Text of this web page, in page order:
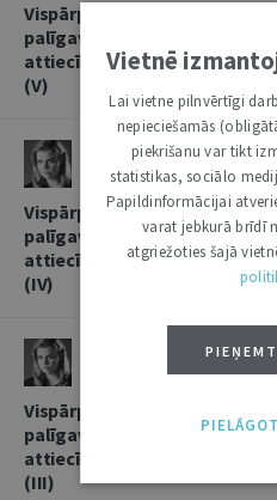
Vispārpieņemtās
palīgavota vieta un loma
attiecībās, sniedzot
(V)
LINDA LIELBRIEDE
20. FEBRUĀRIS • 11:13
Vispārpieņemtās
palīgavota vieta un loma
attiecībās, sniedzot
(IV)
4. FEBRUĀRIS • 17:53
Vispārpieņemtās
palīgavota vieta un loma
attiecībās, sniedzot
(III)
Vietnē
Lai vietne pilnvērtīgi
nepieciešamās
piekrišanu var tikt
statistikas, sociālo
Papildinformācijai
varat jebkurā brīdī
atgriežoties šajā